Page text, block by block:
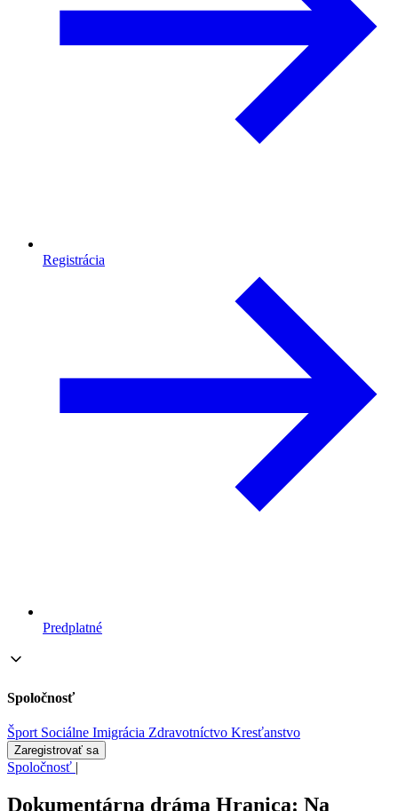
Registrácia
Predplatné
Spoločnosť
Šport Sociálne Imigrácia Zdravotníctvo Kresťanstvo
Zaregistrovať sa
Spoločnosť |
Dokumentárna dráma Hranica: Na